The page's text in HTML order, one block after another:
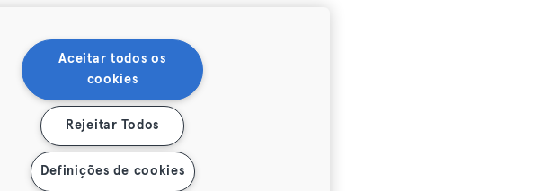
Aceitar todos os
cookies
Rejeitar Todos
Definições de cookies